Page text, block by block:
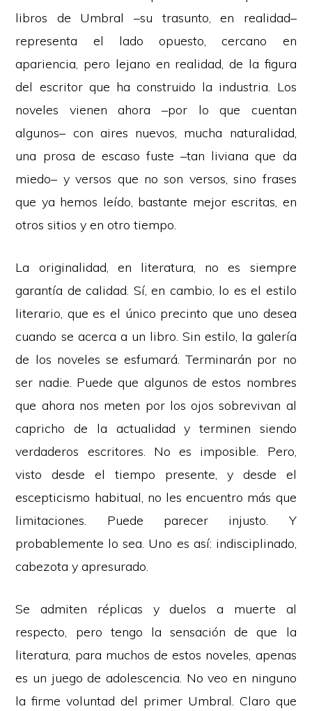
libros de Umbral –su trasunto, en realidad–
representa el lado opuesto, cercano en
apariencia, pero lejano en realidad, de la figura
del escritor que ha construido la industria. Los
noveles vienen ahora –por lo que cuentan
algunos– con aires nuevos, mucha naturalidad,
una prosa de escaso fuste –tan liviana que da
miedo– y versos que no son versos, sino frases
que ya hemos leído, bastante mejor escritas, en
otros sitios y en otro tiempo.
La originalidad, en literatura, no es siempre
garantía de calidad. Sí, en cambio, lo es el estilo
literario, que es el único precinto que uno desea
cuando se acerca a un libro. Sin estilo, la galería
de los noveles se esfumará. Terminarán por no
ser nadie. Puede que algunos de estos nombres
que ahora nos meten por los ojos sobrevivan al
capricho de la actualidad y terminen siendo
verdaderos escritores. No es imposible. Pero,
visto desde el tiempo presente, y desde el
escepticismo habitual, no les encuentro más que
limitaciones. Puede parecer injusto. Y
probablemente lo sea. Uno es así: indisciplinado,
cabezota y apresurado.
Se admiten réplicas y duelos a muerte al
respecto, pero tengo la sensación de que la
literatura, para muchos de estos noveles, apenas
es un juego de adolescencia. No veo en ninguno
la firme voluntad del primer Umbral. Claro que